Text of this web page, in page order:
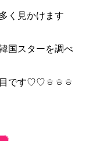
く見かけます
国スターを調べ
目です♡♡ㅎㅎㅎ